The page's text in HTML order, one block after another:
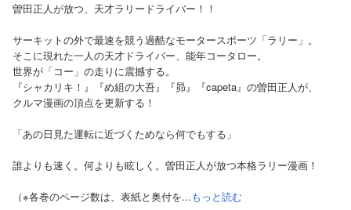
曽田正人が放つ、天才ラリードライバー！！
サーキットの外で最速を競う過酷なモータースポーツ「ラリー」。
そこに現れた一人の天才ドライバー、能年コータロー。
世界が「コー」の走りに震撼する。
『シャカリキ！』『め組の大吾』『昴』『capeta』の曽田正人が、
クルマ漫画の頂点を更新する！
「あの日見た運転に近づくためなら何でもする」
誰よりも速く。何よりも眩しく。曽田正人が放つ本格ラリー漫画！
（※各巻のページ数は、表紙と奥付を...もっと読む